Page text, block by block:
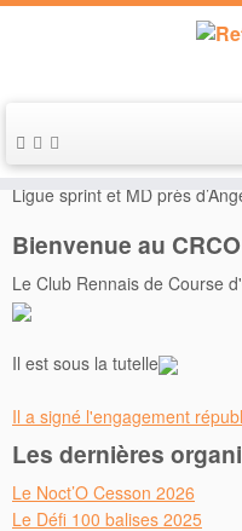
Passer
au
contenu
Accueil » Annonces de course
Ligue sprint et MD près
Bienvenue au CRCO
Le Club Rennais de Course
Il est sous la tutelle
Il a signé l'engagement
Les dernières
Le Noct’O Cesson 2026
Le Défi 100 balises 2025